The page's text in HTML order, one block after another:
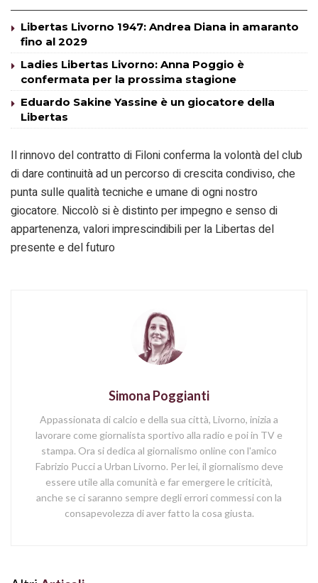
Libertas Livorno 1947: Andrea Diana in amaranto
fino al 2029
Ladies Libertas Livorno: Anna Poggio è
confermata per la prossima stagione
Eduardo Sakine Yassine è un giocatore della
Libertas
Il rinnovo del contratto di Filoni conferma la volontà del club
di dare continuità ad un percorso di crescita condiviso, che
punta sulle qualità tecniche e umane di ogni nostro
giocatore. Niccolò si è distinto per impegno e senso di
appartenenza, valori imprescindibili per la Libertas del
presente e del futuro
Simona Poggianti
Appassionata di calcio e della sua città, Livorno, inizia a
lavorare come giornalista sportivo alla radio e poi in TV e
stampa. Ora si dedica al giornalismo online con l'amico
Fabrizio Pucci a Urban Livorno. Per lei, il giornalismo deve
essere utile alla comunità e far emergere le criticità,
anche se ci saranno sempre degli errori commessi con la
consapevolezza di aver fatto la cosa giusta.